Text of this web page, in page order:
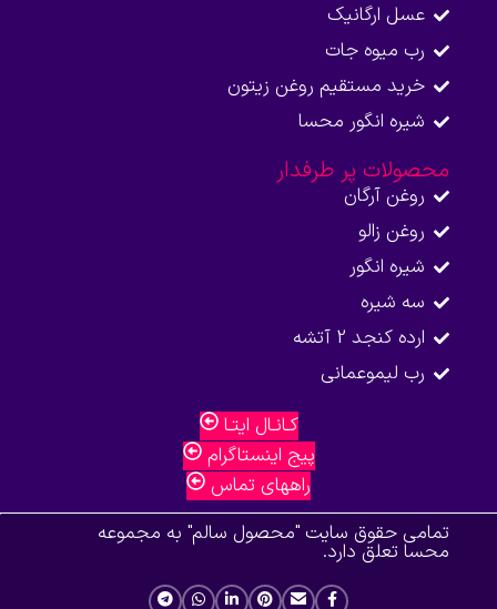
عسل ارگانیک
رب میوه جات
خرید مستقیم روغن زیتون
شیره انگور محسا
محصولات پر طرفدار
روغن آرگان
روغن زالو
شیره انگور
سه شیره
ارده کنجد 2 آتشه
رب لیموعمانی
کـانـال ایتـا
پیج اینستاگرام
راههای تماس
تمامی حقوق سایت "محصول سالم" به مجموعه
محسا تعلق دارد.